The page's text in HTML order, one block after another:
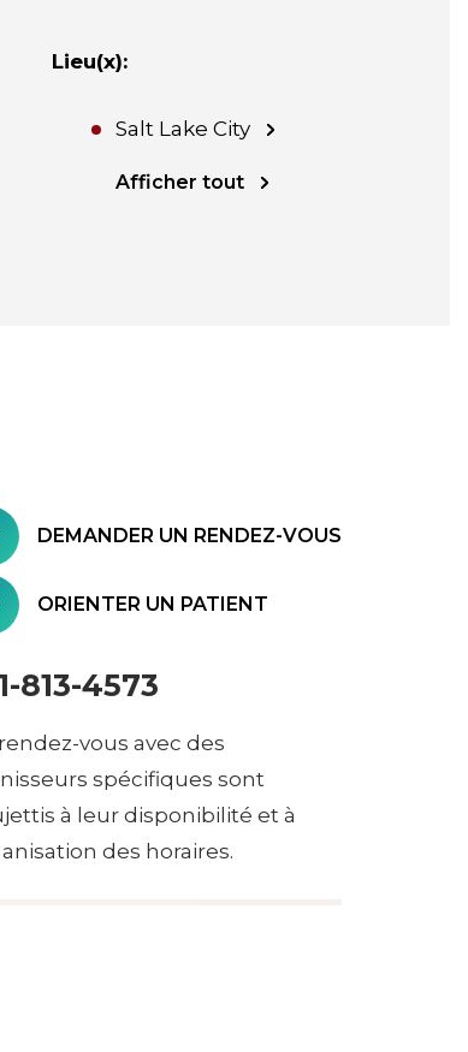
Lieu(x):
Salt Lake City
Afficher tout
DEMANDER UN RENDEZ-VOUS
ORIENTER UN PATIENT
813-4573
vous avec des
spécifiques sont
à leur disponibilité et à
des horaires.